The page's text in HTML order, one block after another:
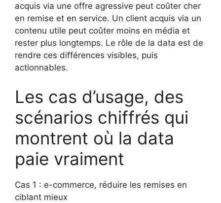
acquis via une offre agressive peut coûter cher
en remise et en service. Un client acquis via un
contenu utile peut coûter moins en média et
rester plus longtemps. Le rôle de la data est de
rendre ces différences visibles, puis
actionnables.
Les cas d’usage, des
scénarios chiffrés qui
montrent où la data
paie vraiment
Cas 1 : e-commerce, réduire les remises en
ciblant mieux